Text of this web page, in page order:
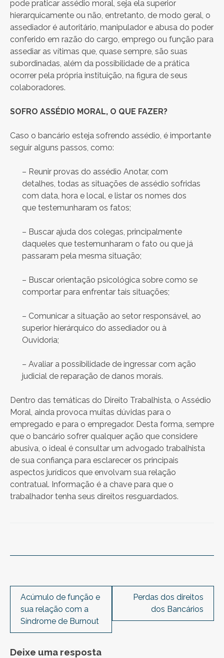
pode praticar assédio moral, seja ela superior
hierarquicamente ou não, entretanto, de modo geral, o
assediador é autoritário, manipulador e abusa do poder
conferido em razão do cargo, emprego ou função para
assediar as vítimas que, quase sempre, são suas
subordinadas, além da possibilidade de a prática
ocorrer pela própria instituição, na figura de seus
colaboradores.
SOFRO ASSÉDIO MORAL, O QUE FAZER?
Caso o bancário esteja sofrendo assédio, é importante
seguir alguns passos, como:
– Reunir provas do assédio Anotar, com
detalhes, todas as situações de assédio sofridas
com data, hora e local, e listar os nomes dos
que testemunharam os fatos;
– Buscar ajuda dos colegas, principalmente
daqueles que testemunharam o fato ou que já
passaram pela mesma situação;
– Buscar orientação psicológica sobre como se
comportar para enfrentar tais situações;
– Comunicar a situação ao setor responsável, ao
superior hierárquico do assediador ou à
Ouvidoria;
– Avaliar a possibilidade de ingressar com ação
judicial de reparação de danos morais.
Dentro das temáticas do Direito Trabalhista, o Assédio
Moral, ainda provoca muitas dúvidas para o
empregado e para o empregador. Desta forma, sempre
que o bancário sofrer qualquer ação que considere
abusiva, o ideal é consultar um advogado trabalhista
de sua confiança para esclarecer os principais
aspectos jurídicos que envolvam sua relação
contratual. Informação é a chave para que o
trabalhador tenha seus direitos resguardados.
de
Post
Acúmulo de função e
sua relação com a
Síndrome de Burnout
Perdas dos direitos
dos Bancários
Deixe uma resposta